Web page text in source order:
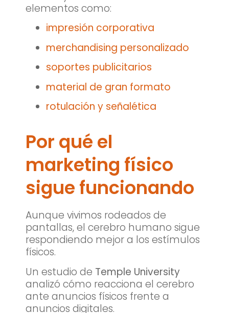
elementos como:
impresión corporativa
merchandising personalizado
soportes publicitarios
material de gran formato
rotulación y señalética
Por qué el
marketing físico
sigue funcionando
Aunque vivimos rodeados de
pantallas, el cerebro humano sigue
respondiendo mejor a los estímulos
físicos.
Un estudio de Temple University
analizó cómo reacciona el cerebro
ante anuncios físicos frente a
anuncios digitales.